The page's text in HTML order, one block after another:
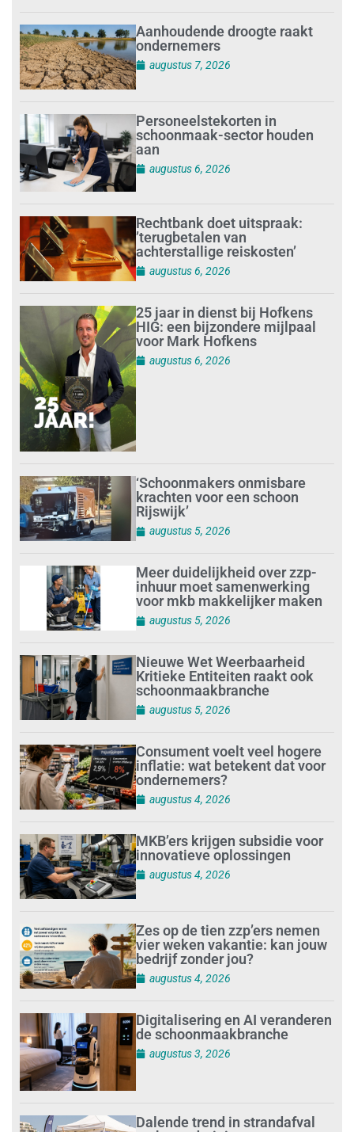
Aanhoudende droogte raakt
ondernemers
augustus 7, 2026
Personeelstekorten in
schoonmaak-sector houden
aan
augustus 6, 2026
Rechtbank doet uitspraak:
’terugbetalen van
achterstallige reiskosten’
augustus 6, 2026
25 jaar in dienst bij Hofkens
HIG: een bijzondere mijlpaal
voor Mark Hofkens
augustus 6, 2026
‘Schoonmakers onmisbare
krachten voor een schoon
Rijswijk’
augustus 5, 2026
Meer duidelijkheid over zzp-
inhuur moet samenwerking
voor mkb makkelijker maken
augustus 5, 2026
Nieuwe Wet Weerbaarheid
Kritieke Entiteiten raakt ook
schoonmaakbranche
augustus 5, 2026
Consument voelt veel hogere
inflatie: wat betekent dat voor
ondernemers?
augustus 4, 2026
MKB’ers krijgen subsidie voor
innovatieve oplossingen
augustus 4, 2026
Zes op de tien zzp’ers nemen
vier weken vakantie: kan jouw
bedrijf zonder jou?
augustus 4, 2026
Digitalisering en AI veranderen
de schoonmaakbranche
augustus 3, 2026
Dalende trend in strandafval